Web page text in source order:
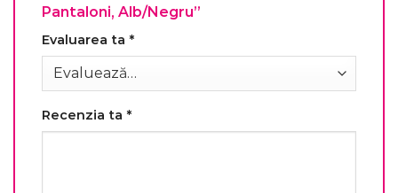
Pantaloni, Alb/Negru”
Evaluarea ta *
Recenzia ta *